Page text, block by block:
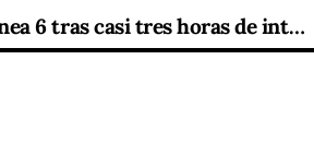
Restablecida la Línea 6 tras casi tres horas de interrupción por una avería en un convoy de mantenimiento